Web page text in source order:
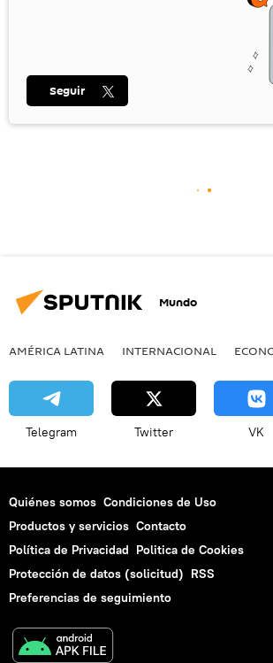
Seguir
Mundo
AMÉRICA LATINA INTERNACIONAL
Telegram Twitter VK
Quiénes somos Condiciones de Uso
Productos y servicios Contacto
Política de Privacidad Politica de Cookies
Protección de datos (solicitud) RSS
Preferencias de seguimiento